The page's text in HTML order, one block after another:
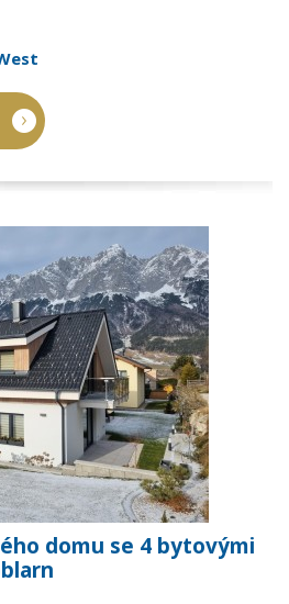
domu se 4 bytovými